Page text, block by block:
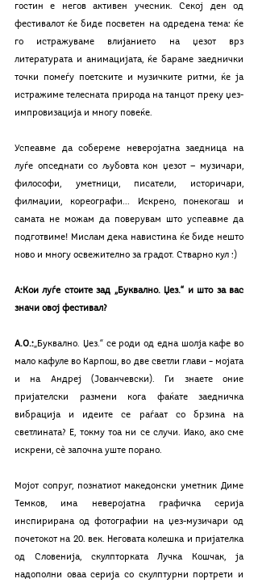
гостин е негов активен учесник. Секој ден од
фестивалот ќе биде посветен на одредена тема: ќе
го истражуваме влијанието на џезот врз
литературата и анимацијата, ќе бараме заеднички
точки помеѓу поетските и музичките ритми, ќе ја
истражиме телесната природа на танцот преку џез-
импровизација и многу повеќе.
Успеавме да собереме неверојатна заедница на
луѓе опседнати со љубовта кон џезот — музичари,
философи, уметници, писатели, историчари,
филмаџии, кореографи... Искрено, понекогаш и
самата не можам да поверувам што успеавме да
подготвиме! Мислам дека навистина ќе биде нешто
ново и многу освежително за градот. Стварно кул :)
А:Кои луѓе стоите зад „Буквално. Џез.“ и што за вас
значи овој фестивал?
А.О.:„Буквално. Џез.“ се роди од една шолја кафе во
мало кафуле во Карпош, во две светли глави – мојата
и на Андреј (Јованчевски). Ги знаете оние
пријателски размени кога фаќате заедничка
вибрација и идеите се раѓаат со брзина на
светлината? Е, токму тоа ни се случи. Иако, ако сме
искрени, сè започна уште порано.
Мојот сопруг, познатиот македонски уметник Диме
Темков, има неверојатна графичка серија
инспирирана од фотографии на џез-музичари од
почетокот на 20. век. Неговата колешка и пријателка
од Словенија, скулпторката Лучка Кошчак, ја
надополни оваа серија со скулптурни портрети и